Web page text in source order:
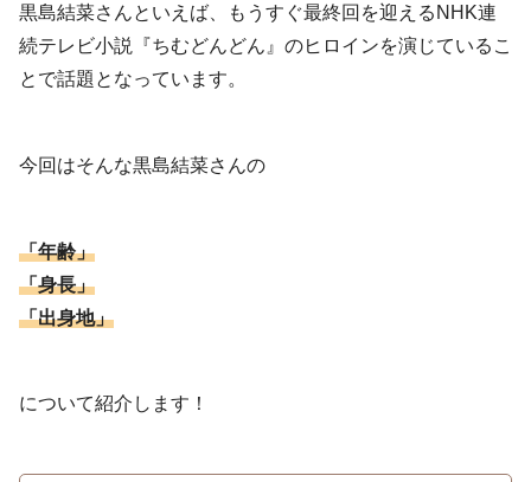
黒島結菜さんといえば、もうすぐ最終回を迎えるNHK連
続テレビ小説『ちむどんどん』のヒロインを演じているこ
とで話題となっています。
今回はそんな黒島結菜さんの
「年齢」
「身長」
「出身地」
について紹介します！